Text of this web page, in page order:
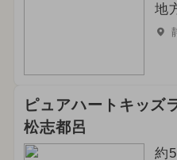
地
ピュアハートキッズ
松志都呂
約